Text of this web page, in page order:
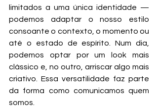
limitados a uma única identidade —
podemos adaptar o nosso estilo
consoante o contexto, o momento ou
até o estado de espírito. Num dia,
podemos optar por um look mais
clássico e, no outro, arriscar algo mais
criativo. Essa versatilidade faz parte
da forma como comunicamos quem
somos.